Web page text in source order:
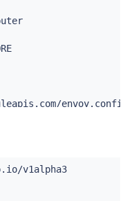
networking.istio.io/v1alpha3